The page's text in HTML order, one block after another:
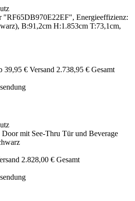
Energieeffizienz:
B:91,2cm H:1.853cm T:73,1cm,
39,95 € Versand 2.738,95 € Gesamt
Door mit See-Thru Tür und Beverage
2.828,00 € Gesamt